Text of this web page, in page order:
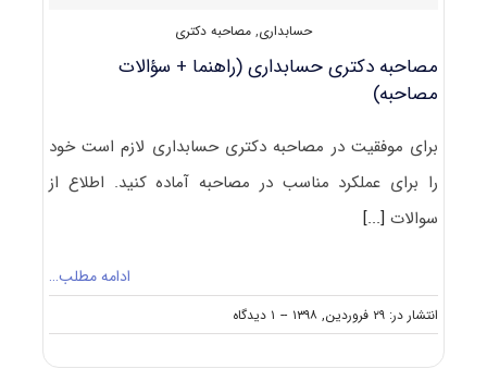
حسابداری, مصاحبه دکتری
مصاحبه دکتری حسابداری (راهنما + سؤالات
مصاحبه)
برای موفقیت در مصاحبه دکتری حسابداری لازم است خود
را برای عملکرد مناسب در مصاحبه آماده کنید. اطلاع از
سوالات[...]
ادامه مطلب…
انتشار در: ۲۹ فروردین, ۱۳۹۸ -- ۱ دیدگاه
on
مصاحبه